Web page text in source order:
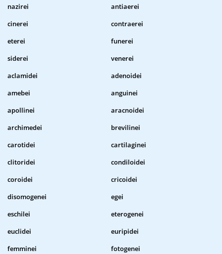
nazirei
antiaerei
cinerei
contraerei
eterei
funerei
siderei
venerei
aclamidei
adenoidei
amebei
anguinei
apollinei
aracnoidei
archimedei
brevilinei
carotidei
cartilaginei
clitoridei
condiloidei
coroidei
cricoidei
disomogenei
egei
eschilei
eterogenei
euclidei
euripidei
femminei
fotogenei